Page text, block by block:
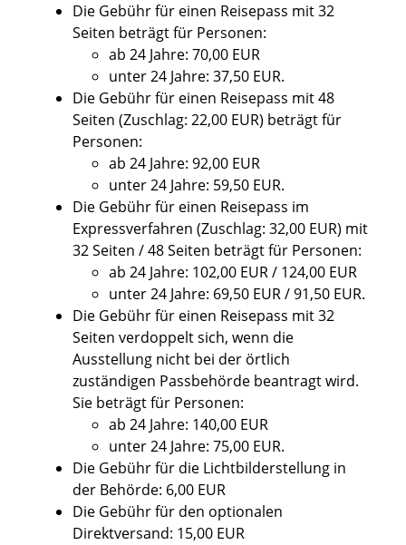
Die Gebühr für einen Reisepass mit 32
Seiten beträgt für Personen:
ab 24 Jahre: 70,00 EUR
unter 24 Jahre: 37,50 EUR.
Die Gebühr für einen Reisepass mit 48
Seiten (Zuschlag: 22,00 EUR) beträgt für
Personen:
ab 24 Jahre: 92,00 EUR
unter 24 Jahre: 59,50 EUR.
Die Gebühr für einen Reisepass im
Expressverfahren (Zuschlag: 32,00 EUR) mit
32 Seiten / 48 Seiten beträgt für Personen:
ab 24 Jahre: 102,00 EUR / 124,00 EUR
unter 24 Jahre: 69,50 EUR / 91,50 EUR.
Die Gebühr für einen Reisepass mit 32
Seiten verdoppelt sich, wenn die
Ausstellung nicht bei der örtlich
zuständigen Passbehörde beantragt wird.
Sie beträgt für Personen:
ab 24 Jahre: 140,00 EUR
unter 24 Jahre: 75,00 EUR.
Die Gebühr für die Lichtbilderstellung in
der Behörde: 6,00 EUR
Die Gebühr für den optionalen
Direktversand: 15,00 EUR